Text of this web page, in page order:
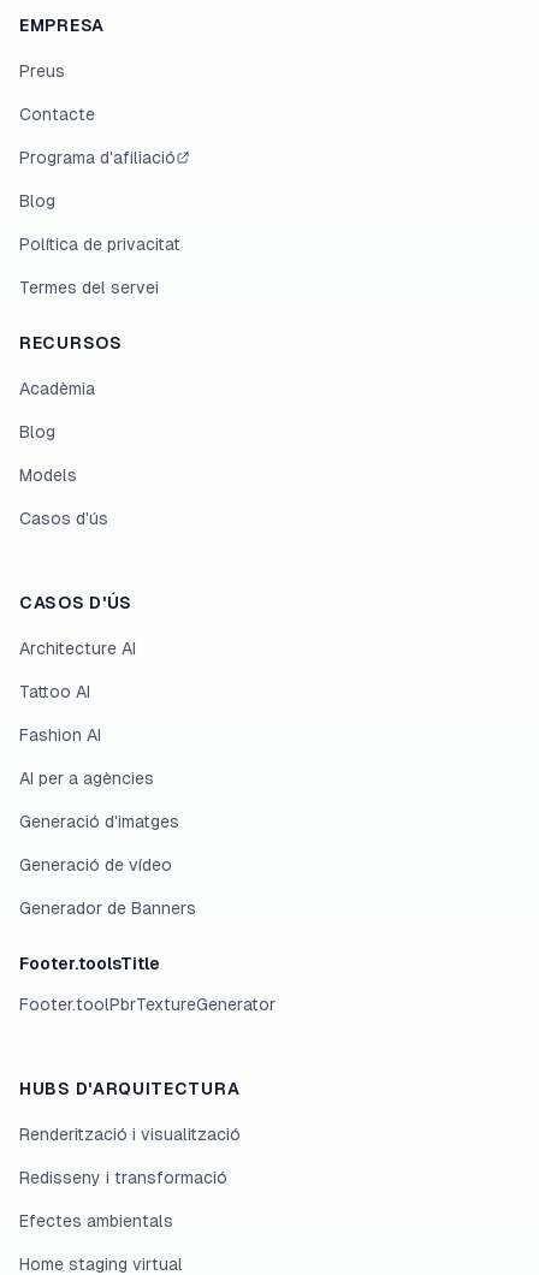
EMPRESA
Preus
Contacte
Programa d'afiliació
Blog
Política de privacitat
Termes del servei
RECURSOS
Acadèmia
Blog
Models
Casos d'ús
CASOS D'ÚS
Architecture AI
Tattoo AI
Fashion AI
AI per a agències
Generació d'imatges
Generació de vídeo
Generador de Banners
Footer.toolsTitle
Footer.toolPbrTextureGenerator
HUBS D'ARQUITECTURA
Renderització i visualització
Redisseny i transformació
Efectes ambientals
Home staging virtual